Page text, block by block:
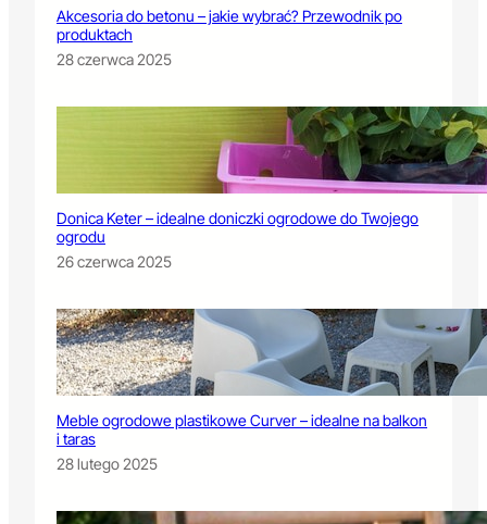
Akcesoria do betonu – jakie wybrać? Przewodnik po
produktach
28 czerwca 2025
Donica Keter – idealne doniczki ogrodowe do Twojego
ogrodu
26 czerwca 2025
Meble ogrodowe plastikowe Curver – idealne na balkon
i taras
28 lutego 2025